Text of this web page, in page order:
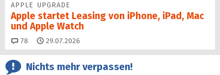
APPLE UPGRADE
Apple startet Leasing von iPhone, iPad, Mac
und Apple Watch
78 Kommentare
29.07.2026
Nichts mehr verpassen!